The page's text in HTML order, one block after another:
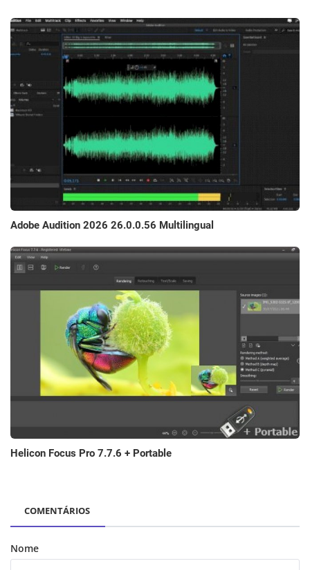
Adobe Audition 2026 26.0.0.56 Multilingual
Helicon Focus Pro 7.7.6 + Portable
COMENTÁRIOS
Nome